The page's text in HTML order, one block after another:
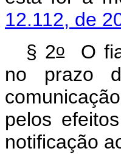
12.112, de
§ 2oO
no prazo
pelos
notificação